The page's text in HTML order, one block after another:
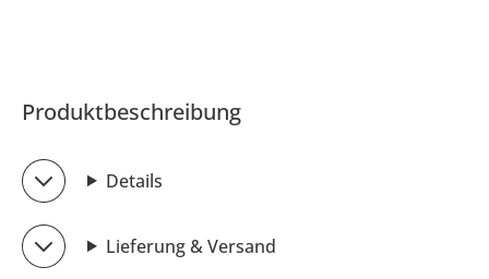
Produktbeschreibung
Details
Lieferung & Versand